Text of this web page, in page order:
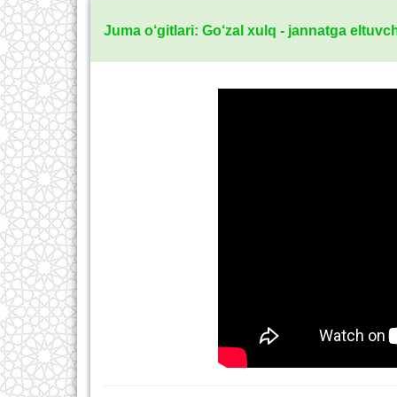
Juma o‘gitlari: Go‘zal xulq - jannatga